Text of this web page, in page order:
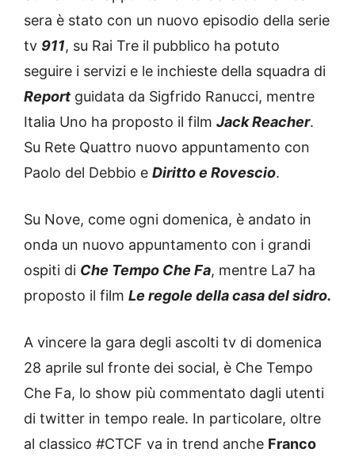
sera è stato con un nuovo episodio della serie
tv 911, su Rai Tre il pubblico ha potuto
seguire i servizi e le inchieste della squadra di
Report guidata da Sigfrido Ranucci, mentre
Italia Uno ha proposto il film Jack Reacher.
Su Rete Quattro nuovo appuntamento con
Paolo del Debbio e Diritto e Rovescio.
Su Nove, come ogni domenica, è andato in
onda un nuovo appuntamento con i grandi
ospiti di Che Tempo Che Fa, mentre La7 ha
proposto il film Le regole della casa del sidro.
A vincere la gara degli ascolti tv di domenica
28 aprile sul fronte dei social, è Che Tempo
Che Fa, lo show più commentato dagli utenti
di twitter in tempo reale. In particolare, oltre
al classico #CTCF va in trend anche Franco